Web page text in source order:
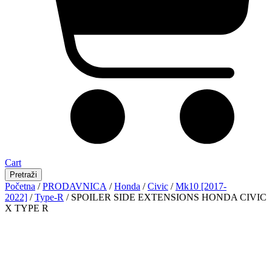
Cart
Pretraži
Početna /PRODAVNICA /Honda /Civic /Mk10 [2017-
2022] /Type-R / SPOILER SIDE EXTENSIONS HONDA CIVIC
X TYPE R